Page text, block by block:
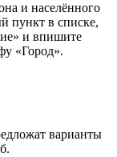
и населённого
пункт в списке,
и впишите
«Город».
варианты